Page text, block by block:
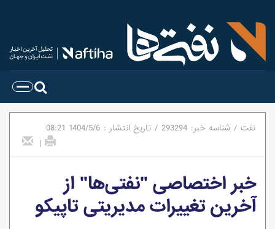
نفت / شناسه خبر: 293294
/ تاریخ انتشار : 1404/5/6
08:21
|
خبر اختصاصی "نفتی‌ها" از
آخرین تغییرات مدیریتی تاپیکو